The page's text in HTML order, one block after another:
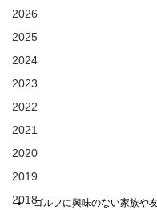
2026
2025
2024
2023
2022
2021
2020
2019
2018ゴルフに興味のない家族や